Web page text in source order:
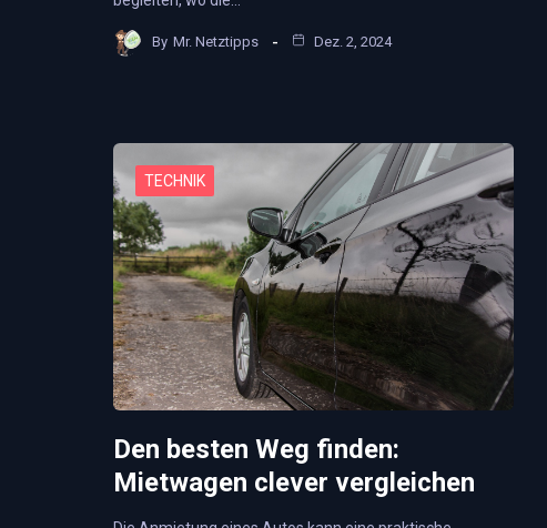
By Mr. Netztipps Dez. 2, 2024
TECHNIK
Den besten Weg finden:
Mietwagen clever vergleichen